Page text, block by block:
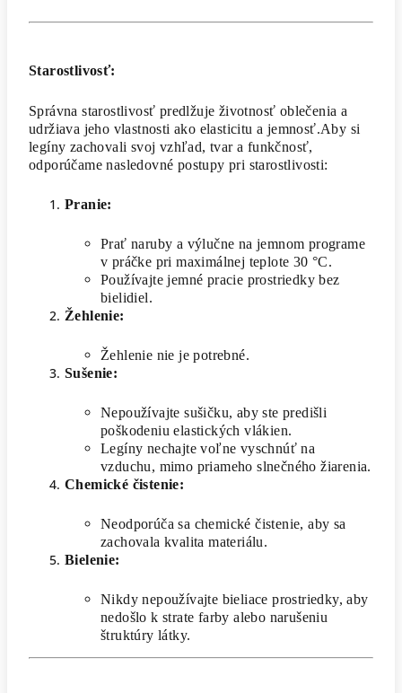
Starostlivosť:
Správna starostlivosť predlžuje životnosť oblečenia a
udržiava jeho vlastnosti ako elasticitu a jemnosť.Aby si
legíny zachovali svoj vzhľad, tvar a funkčnosť,
odporúčame nasledovné postupy pri starostlivosti:
Pranie:
Prať naruby a výlučne na jemnom programe
v práčke pri maximálnej teplote 30 °C.
Používajte jemné pracie prostriedky bez
bielidiel.
Žehlenie:
Žehlenie nie je potrebné.
Sušenie:
Nepoužívajte sušičku, aby ste predišli
poškodeniu elastických vlákien.
Legíny nechajte voľne vyschnúť na
vzduchu, mimo priameho slnečného žiarenia.
Chemické čistenie:
Neodporúča sa chemické čistenie, aby sa
zachovala kvalita materiálu.
Bielenie:
Nikdy nepoužívajte bieliace prostriedky, aby
nedošlo k strate farby alebo narušeniu
štruktúry látky.